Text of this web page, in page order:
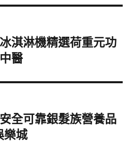
淇淋機精選荷重元功
醫
全可靠銀髮族營養品
樂城